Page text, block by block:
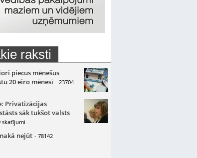
raksti
piecus mēnešus
20 eiro mēnesī - 23704
Privatizācijas
sāk tukšot valsts
skatījumi
nejūt - 78142